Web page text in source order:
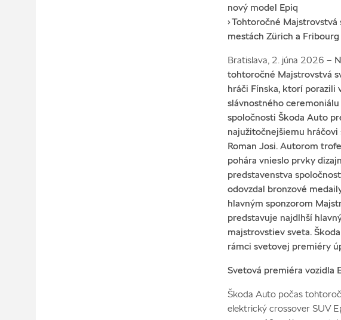
nový model Epiq
› Tohtoročné
mestách Zürich a Fribourg
Bratislava, 2. júna 2026 –
tohtoročné Majstrovstvá
hráči Fínska, ktorí porazili
slávnostného
spoločnosti Škoda Auto
najužitočnejšiemu hráčovi
Roman Josi. Autorom
pohára vnieslo prvky
predstavenstva
odovzdal bronzové
hlavným sponzorom
predstavuje najdlhší
majstrovstiev sveta.
rámci svetovej premiéry
Svetová premiéra vozidla
Škoda Auto počas
elektrický crossover SUV